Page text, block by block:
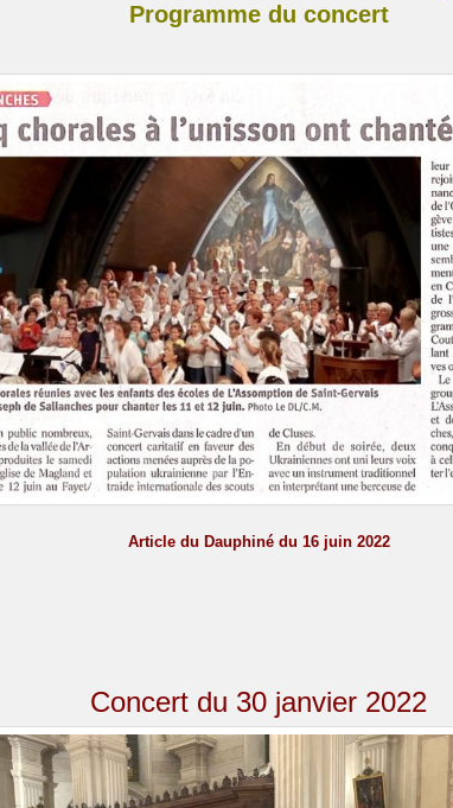
Programme du concert
Article du Dauphiné du 16 juin 2022
Concert du 30 janvier 2022